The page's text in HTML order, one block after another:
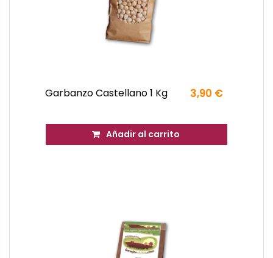
Garbanzo Castellano 1 Kg 3,90 €
Añadir al carrito